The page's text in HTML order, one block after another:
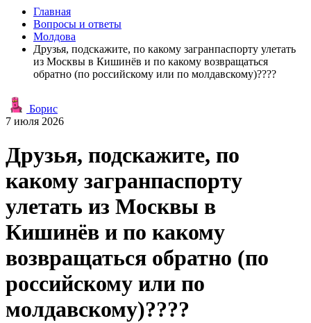
Главная
Вопросы и ответы
Молдова
Друзья, подскажите, по какому загранпаспорту улетать
из Москвы в Кишинёв и по какому возвращаться
обратно (по российскому или по молдавскому)????
Борис
7 июля 2026
Друзья, подскажите, по
какому загранпаспорту
улетать из Москвы в
Кишинёв и по какому
возвращаться обратно (по
российскому или по
молдавскому)????